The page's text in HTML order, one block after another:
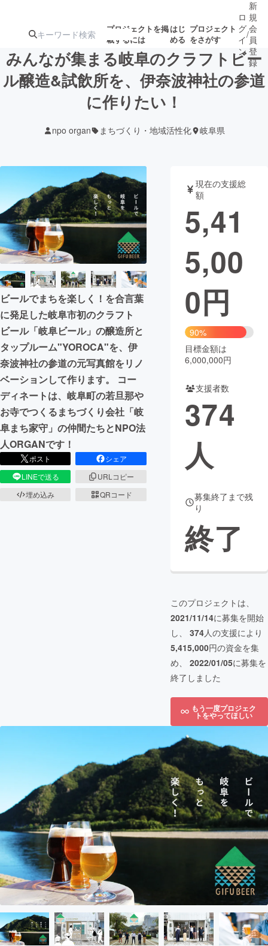
プロジェクトを掲
載するには
はじ
める
プロジェクト
をさがす
注目の新着プロ募集終了が近いプ
テクノロジー・ガジェット
映像・映画 書籍・雑誌
ビジネス・起業 チャレンジ
まちづくり・地域活性化
CAMPFIRE for Social Good
CAMPFIRE Creation
CAMPFIREふるさと納税
コミュニティ
ロ
グ
イ
ン
/
新
規
会
員
登
録
みんなが集まる岐阜のクラフトビー
ル醸造&試飲所を、伊奈波神社の参道
に作りたい！
npo organ まちづくり・地域活性化 岐阜県
ビールでまちを楽しく！を合言葉
に発足した岐阜市初のクラフト
ビール「岐阜ビール」の醸造所と
タップルーム"YOROCA"を、伊
奈波神社の参道の元写真館をリノ
ベーションして作ります。 コー
ディネートは、岐阜町の若旦那や
お寺でつくるまちづくり会社「岐
阜まち家守」の仲間たちとNPO法
人ORGANです！
ポスト
シェア
LINEで送る
URLコピー
埋め込み
QRコード
現在の支援総
額
5,41
5,00
0円
90%
目標金額は
6,000,000円
支援者数
374
人
募集終了まで残
り
終了
このプロジェクトは、
2021/11/14に募集を開始
し、 374人の支援により
5,415,000円の資金を集
め、 2022/01/05に募集を
終了しました
もう一度プロジェク
トをやってほしい